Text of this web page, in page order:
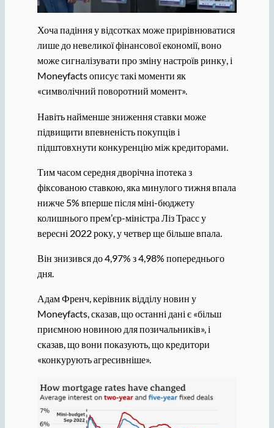
Хоча падіння у відсотках може прирівнюватися
лише до невеликої фінансової економії, воно
може сигналізувати про зміну настроїв ринку, і
Moneyfacts описує такі моменти як
«символічний поворотний момент».
Навіть найменше зниження ставки може
підвищити впевненість покупців і
підштовхнути конкуренцію між кредиторами.
Тим часом середня дворічна іпотека з
фіксованою ставкою, яка минулого тижня впала
нижче 5% вперше після міні-бюджету
колишнього прем’єр-міністра Ліз Трасс у
вересні 2022 року, у четвер ще більше впала.
Він знизився до 4,97% з 4,98% попереднього
дня.
Адам Френч, керівник відділу новин у
Moneyfacts, сказав, що останні дані є «більш
приємною новиною для позичальників», і
сказав, що вони показують, що кредитори
«конкурують агресивніше».